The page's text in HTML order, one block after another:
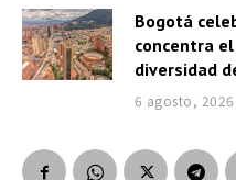
Bogotá
concentra
diversidad
6 agosto, 2026